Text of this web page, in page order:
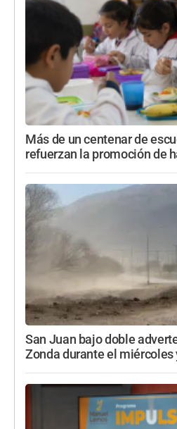
Más de un centenar de
refuerzan la promoción de
San Juan bajo doble
Zonda durante el miércoles